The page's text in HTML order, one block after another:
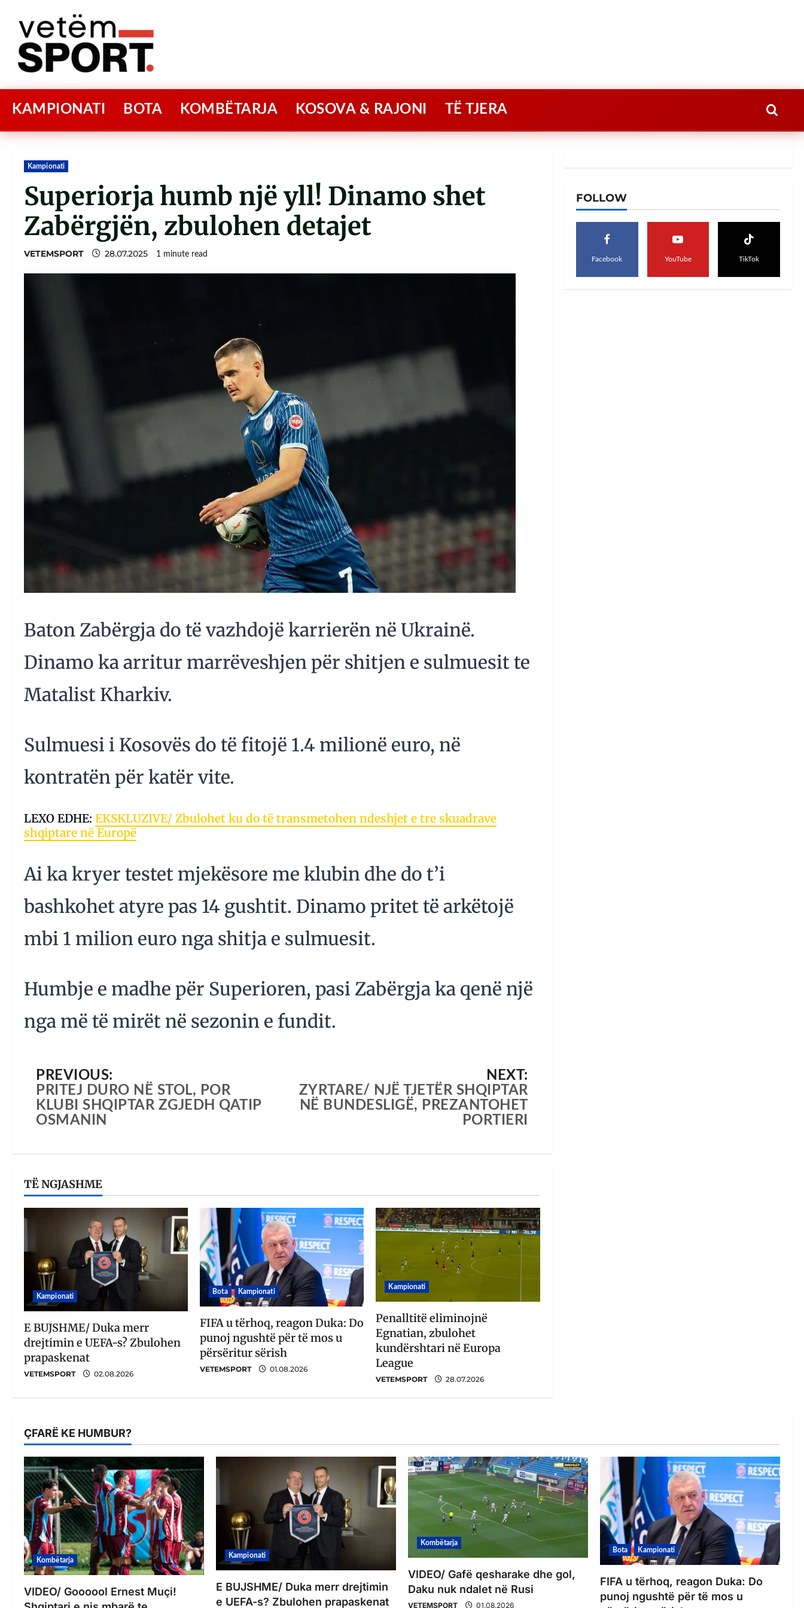
KAMPIONATI BOTA KOMBËTARJA KOSOVA & RAJONI TË TJERA
Kampionati
Superiorja humb një yll! Dinamo shet
Zabërgjën, zbulohen detajet
VETEMSPORT 28.07.2025 1 minute read
Baton Zabërgja do të vazhdojë karrierën në Ukrainë.
Dinamo ka arritur marrëveshjen për shitjen e sulmuesit te
Matalist Kharkiv.
Sulmuesi i Kosovës do të fitojë 1.4 milionë euro, në
kontratën për katër vite.
LEXO EDHE: EKSKLUZIVE/ Zbulohet ku do të transmetohen ndeshjet e tre skuadrave
shqiptare në Europë
Ai ka kryer testet mjekësore me klubin dhe do t’i
bashkohet atyre pas 14 gushtit. Dinamo pritet të arkëtojë
mbi 1 milion euro nga shitja e sulmuesit.
Humbje e madhe për Superioren, pasi Zabërgja ka qenë një
nga më të mirët në sezonin e fundit.
PREVIOUS:
PRITEJ DURO NË STOL, POR
KLUBI SHQIPTAR ZGJEDH QATIP
OSMANIN
NEXT:
ZYRTARE/ NJË TJETËR SHQIPTAR
NË BUNDESLIGË, PREZANTOHET
PORTIERI
TË NGJASHME
Kampionati
E BUJSHME/ Duka merr
drejtimin e UEFA-s? Zbulohen
prapaskenat
VETEMSPORT 02.08.2026
Bota Kampionati
FIFA u tërhoq, reagon Duka: Do
punoj ngushtë për të mos u
përsëritur sërish
VETEMSPORT 01.08.2026
Kampionati
Penalltitë eliminojnë
Egnatian, zbulohet
kundërshtari në Europa
League
VETEMSPORT 28.07.2026
FOLLOW
Facebook YouTube TikTok
ÇFARË KE HUMBUR?
Kombëtarja
VIDEO/ Goooool Ernest Muçi!
Kampionati
E BUJSHME/ Duka merr drejtimin
e UEFA-s? Zbulohen prapaskenat
Kombëtarja
VIDEO/ Gafë qesharake dhe gol,
Daku nuk ndalet në Rusi
VETEMSPORT 01.08.2026
Bota Kampionati
FIFA u tërhoq, reagon Duka: Do
punoj ngushtë për të mos u